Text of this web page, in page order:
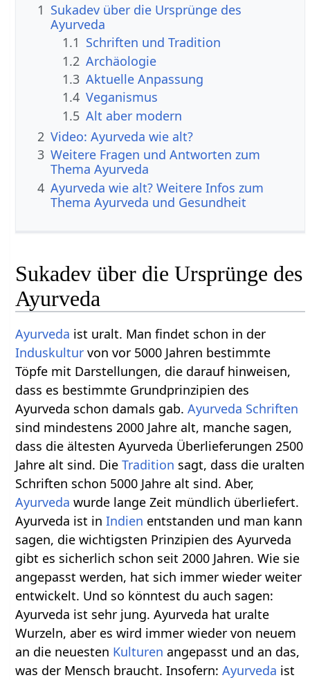
1 Sukadev über die Ursprünge des
Ayurveda
1.1 Schriften und Tradition
1.2 Archäologie
1.3 Aktuelle Anpassung
1.4 Veganismus
1.5 Alt aber modern
2 Video: Ayurveda wie alt?
3 Weitere Fragen und Antworten zum
Thema Ayurveda
4 Ayurveda wie alt? Weitere Infos zum
Thema Ayurveda und Gesundheit
Sukadev über die Ursprünge des
Ayurveda
Ayurveda ist uralt. Man findet schon in der
Induskultur von vor 5000 Jahren bestimmte
Töpfe mit Darstellungen, die darauf hinweisen,
dass es bestimmte Grundprinzipien des
Ayurveda schon damals gab.Ayurveda Schriften
sind mindestens 2000 Jahre alt, manche sagen,
dass die ältesten Ayurveda Überlieferungen 2500
Jahre alt sind. DieTradition sagt, dass die uralten
Schriften schon 5000 Jahre alt sind. Aber,
Ayurveda wurde lange Zeit mündlich überliefert.
Ayurveda ist inIndien entstanden und man kann
sagen, die wichtigsten Prinzipien des Ayurveda
gibt es sicherlich schon seit 2000 Jahren. Wie sie
angepasst werden, hat sich immer wieder weiter
entwickelt. Und so könntest du auch sagen:
Ayurveda ist sehr jung. Ayurveda hat uralte
Wurzeln, aber es wird immer wieder von neuem
an die neuesten Kulturen angepasst und an das,
was der Mensch braucht. Insofern:Ayurveda ist